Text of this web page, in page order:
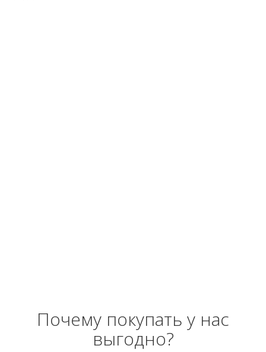
Почему покупать у нас
выгодно?